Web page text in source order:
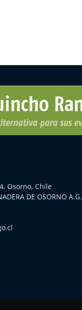
Osorno, Chile
DE OSORNO A.G.